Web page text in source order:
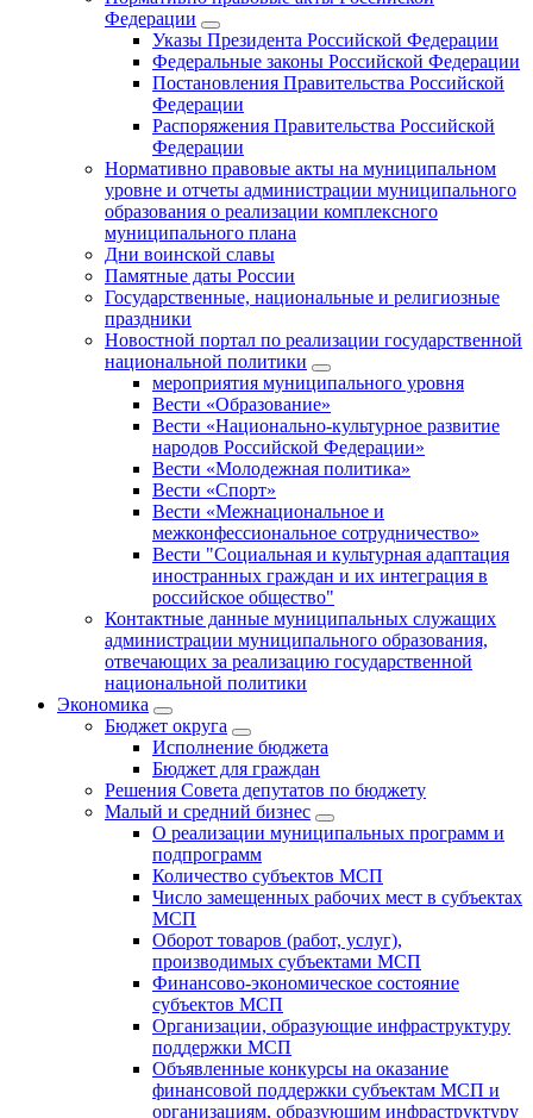
Федерации
Указы Президента Российской Федерации
Федеральные законы Российской Федерации
Постановления Правительства Российской
Федерации
Распоряжения Правительства Российской
Федерации
Нормативно правовые акты на муниципальном
уровне и отчеты администрации муниципального
образования о реализации комплексного
муниципального плана
Дни воинской славы
Памятные даты России
Государственные, национальные и религиозные
праздники
Новостной портал по реализации государственной
национальной политики
мероприятия муниципального уровня
Вести «Образование»
Вести «Национально-культурное развитие
народов Российской Федерации»
Вести «Молодежная политика»
Вести «Спорт»
Вести «Межнациональное и
межконфессиональное сотрудничество»
Вести "Социальная и культурная адаптация
иностранных граждан и их интеграция в
российское общество"
Контактные данные муниципальных служащих
администрации муниципального образования,
отвечающих за реализацию государственной
национальной политики
Экономика
Бюджет округa
Исполнение бюджета
Бюджет для граждан
Решения Совета депутатов по бюджету
Малый и средний бизнес
О реализации муниципальных программ и
подпрограмм
Количество субъектов МСП
Число замещенных рабочих мест в субъектах
МСП
Оборот товаров (работ, услуг),
производимых субъектами МСП
Финансово-экономическое состояние
субъектов МСП
Организации, образующие инфраструктуру
поддержки МСП
Объявленные конкурсы на оказание
финансовой поддержки субъектам МСП и
организациям, образующим инфраструктуру